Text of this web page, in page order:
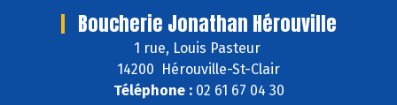
Boucherie Jonathan Hérouville
1 rue, Louis Pasteur
14200 Hérouville-St-Clair
Téléphone :02 61 67 04 30